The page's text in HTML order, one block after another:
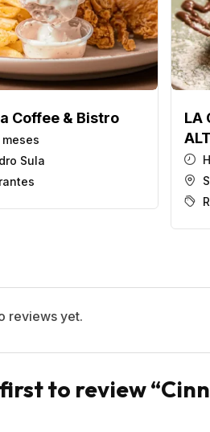
Coffee & Bistro
Sula
LA
reviews yet.
to review